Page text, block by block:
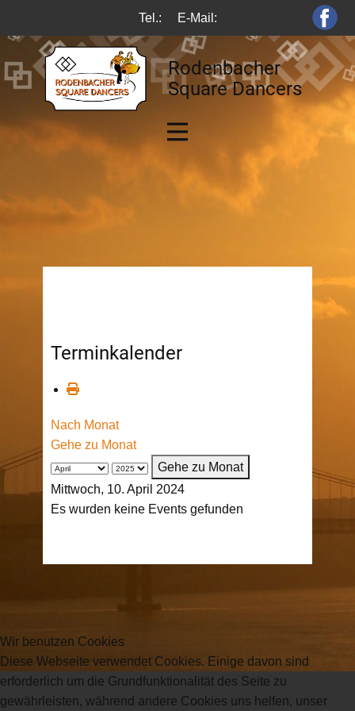
Tel.: E-Mail:
Rodenbacher
Square Dancers
Terminkalender
Nach Monat
Gehe zu Monat
Gehe zu Monat
Mittwoch, 10. April 2024
Es wurden keine Events gefunden
Wir benutzen Cookies
Diese Webseite verwendet Cookies. Einige davon sind
erforderlich um die Grundfunktionalität des Seite zu
gewährleisten, während andere Cookies uns helfen, unser